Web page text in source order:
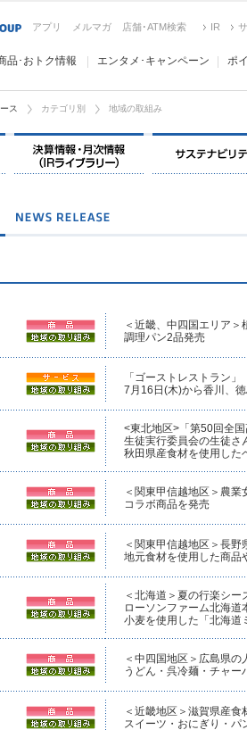
アプリ メルマガ 店舗･ATM検索 IR
品･おトク情報 エンタメ･キャンペーン ポ
ス カテゴリ別 地域の取組み
企業情報
＜近畿、中四国エリア
調理パン2品発売
「ゴーストレストラン」
7月16日(木)から香川、
<東北地区>「第50回全
生徒実行委員会の生徒さ
秋田県産食材を使用した
＜関東甲信越地区＞農業
コラボ商品を発売
＜関東甲信越地区＞長野
地元食材を使用した商品
＜北海道＞夏の行楽シー
ローソンファーム北海道
小麦を使用した「北海道
＜中四国地区＞広島県
うどん・呉冷麺・チャー
＜近畿地区＞滋賀県産食
スイーツ・おにぎり・パ